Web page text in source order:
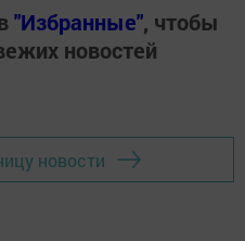
"Избранные", чтобы
новостей
новости